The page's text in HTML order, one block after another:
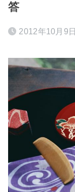
答
2012年10月9日